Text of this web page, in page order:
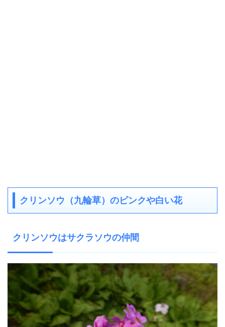
クリンソウ（九輪草）のピンクや白い花
クリンソウはサクラソウの仲間